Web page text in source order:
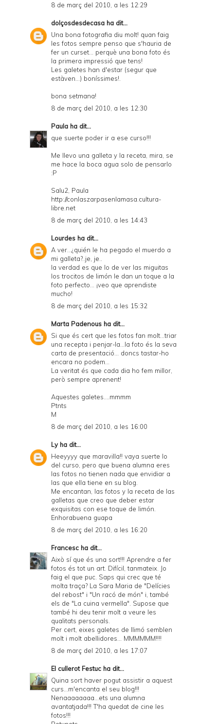
8 de març del 2010, a les 12:29
dolçosdesdecasa ha dit...
Una bona fotografia diu molt! quan faig
les fotos sempre penso que s'hauria de
fer un curset... perquè una bona foto és
la primera impressió que tens!
Les galetes han d'estar (segur que
estàven...) boníssimes!.
bona setmana!
8 de març del 2010, a les 12:30
Paula ha dit...
que suerte poder ir a ese curso!!!
Me llevo una galleta y la receta, mira, se
me hace la boca agua solo de pensarlo
:P
Salu2, Paula
http://conlaszarpasenlamasa.cultura-
libre.net
8 de març del 2010, a les 14:43
Lourdes ha dit...
A ver...¿quién le ha pegado el muerdo a
mi galleta?..je, je..
la verdad es que lo de ver las miguitas
los trocitos de limón le dan un toque a la
foto perfecto... ¡veo que aprendiste
mucho!
8 de març del 2010, a les 15:32
Marta Padenous ha dit...
Si que és cert que les fotos fan molt...triar
una recepta i penjar-la...la foto és la seva
carta de presentació... doncs tastar-ho
encara no podem...
La veritat és que cada dia ho fem millor,
però sempre aprenent!
Aquestes galetes....mmmm
Ptnts
M
8 de març del 2010, a les 16:00
Lyha dit...
Heeyyyy que maravilla!! vaya suerte lo
del curso, pero que buena alumna eres
las fotos no tienen nada que envidiar a
las que ella tiene en su blog.
Me encantan, las fotos y la receta de las
galletas que creo que deber estar
exquisitas con ese toque de limón.
Enhorabuena guapa
8 de març del 2010, a les 16:20
Francesc ha dit...
Això sí que és una sort!!! Aprendre a fer
fotos és tot un art. Difícil, tanmateix. Jo
faig el que puc. Saps qui crec que té
molta traça? La Sara Maria de "Delícies
del rebost" i "Un racó de món" i, també
els de "La cuina vermella". Supose que
també hi deu tenir molt a veure les
qualitats personals.
Per cert, eixes galetes de llimó semblen
molt i molt abellidores... MMMMMM!!!!
8 de març del 2010, a les 17:07
El cullerot Festuc ha dit...
Quina sort haver pogut assistir a aquest
curs...m'encanta el seu blog!!!
Nenaaaaaaaa...ets una alumna
avantatjada!!! T'ha quedat de cine les
fotos!!!